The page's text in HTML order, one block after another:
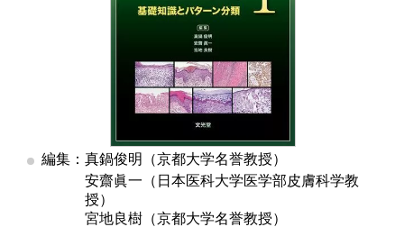
編集：真鍋俊明（京都大学名誉教授）
安齋眞一（日本医科大学医学部皮膚科学教
授）
宮地良樹（京都大学名誉教授）